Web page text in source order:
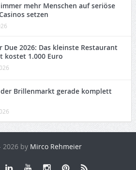
mehr Menschen auf seriöse
setzen
Due 2026: Das kleinste Restaurant
kostet 1.000 Euro
Brillenmarkt gerade komplett
2026 by Mirco Rehmeier